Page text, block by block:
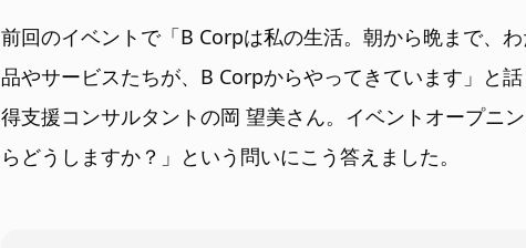
前回のイベントで「B Corpは私の生活。朝から晩まで、
品やサービスたちが、B Corpからやってきています」と
得支援コンサルタントの岡 望美さん。イベントオープニ
らどうしますか？」という問いにこう答えました。